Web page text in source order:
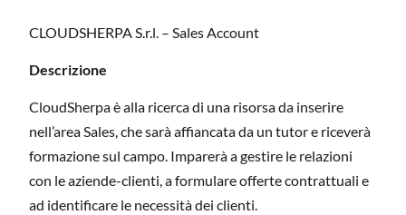
CLOUDSHERPA S.r.l. – Sales Account
Descrizione
CloudSherpa è alla ricerca di una risorsa da inserire
nell’area Sales, che sarà affiancata da un tutor e riceverà
formazione sul campo. Imparerà a gestire le relazioni
con le aziende-clienti, a formulare offerte contrattuali e
ad identificare le necessità dei clienti.